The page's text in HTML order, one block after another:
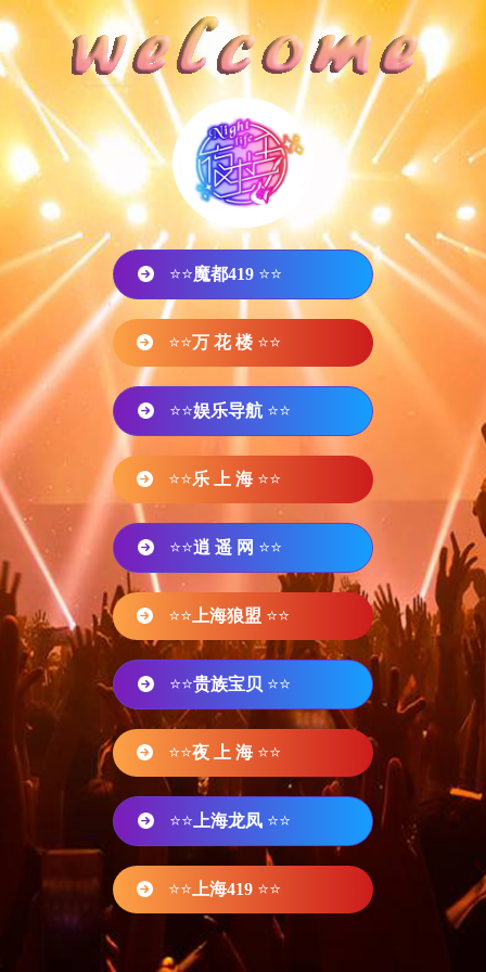
⭐⭐魔都419 ⭐⭐
⭐⭐万 花 楼 ⭐⭐
⭐⭐娱乐导航 ⭐⭐
⭐⭐乐 上 海 ⭐⭐
⭐⭐逍 遥 网 ⭐⭐
⭐⭐ 上海狼盟 ⭐⭐
⭐⭐贵族宝贝 ⭐⭐
⭐⭐夜 上 海 ⭐⭐
⭐⭐ 上海龙凤 ⭐⭐
⭐⭐ 上海419 ⭐⭐